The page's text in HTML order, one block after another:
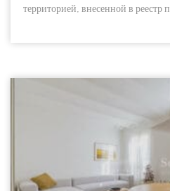
территорией, внесенной в реестр